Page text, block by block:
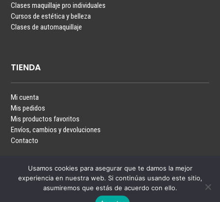
Clases maquillaje pro individuales
Cursos de estética y belleza
Clases de automaquillaje
TIENDA
Mi cuenta
Mis pedidos
Mis productos favoritos
Envíos, cambios y devoluciones
Contacto
Usamos cookies para asegurar que te damos la mejor
experiencia en nuestra web. Si continúas usando este sitio,
asumiremos que estás de acuerdo con ello.